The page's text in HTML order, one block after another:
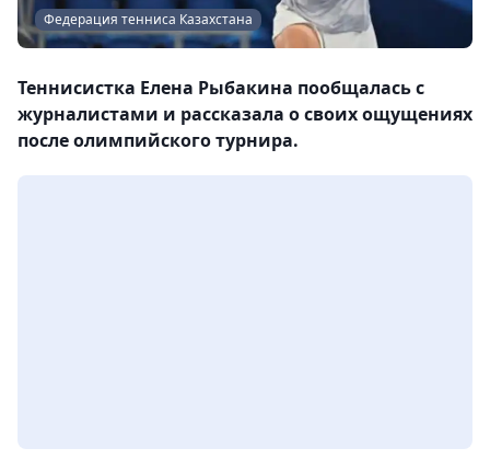
Федерация тенниса Казахстана
Теннисистка Елена Рыбакина пообщалась с
журналистами и рассказала о своих ощущениях
после олимпийского турнира.